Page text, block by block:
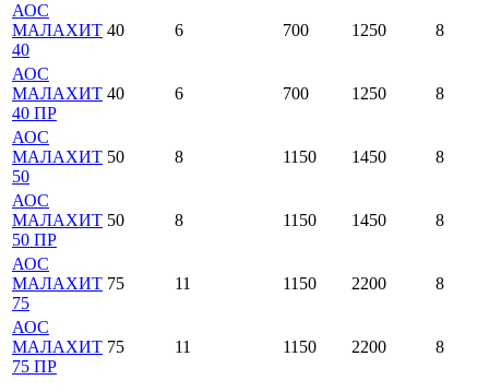
АОС
МАЛАХИТ
40
40 6 700 1250 8
АОС
МАЛАХИТ
40 ПР
40 6 700 1250 8
АОС
МАЛАХИТ
50
50 8 1150 1450 8
АОС
МАЛАХИТ
50 ПР
50 8 1150 1450 8
АОС
МАЛАХИТ
75
75 11 1150 2200 8
АОС
МАЛАХИТ
75 ПР
75 11 1150 2200 8